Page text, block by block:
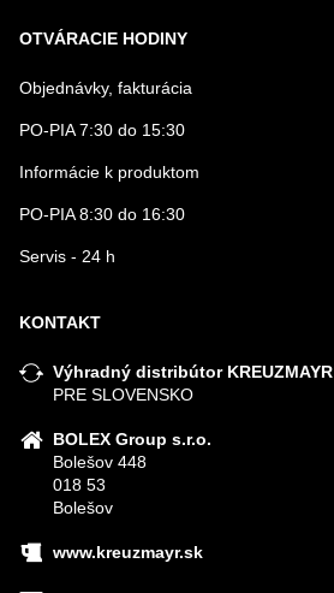
OTVÁRACIE HODINY
Objednávky, fakturácia
PO-PIA 7:30 do 15:30
Informácie k produktom
PO-PIA 8:30 do 16:30
Servis - 24 h
KONTAKT
Výhradný distribútor KREUZMAYR
PRE SLOVENSKO
BOLEX Group s.r.o.
Bolešov 448
018 53
Bolešov
www.kreuzmayr.sk